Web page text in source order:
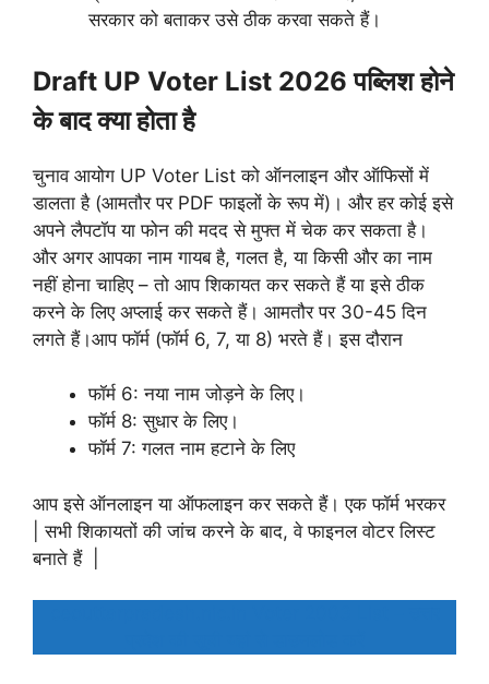
सरकार को बताकर उसे ठीक करवा सकते हैं।
Draft UP Voter List 2026 पब्लिश होने
के बाद क्या होता है
चुनाव आयोग UP Voter List को ऑनलाइन और ऑफिसों में
डालता है (आमतौर पर PDF फाइलों के रूप में)। और हर कोई इसे
अपने लैपटॉप या फोन की मदद से मुफ्त में चेक कर सकता है।
और अगर आपका नाम गायब है, गलत है, या किसी और का नाम
नहीं होना चाहिए – तो आप शिकायत कर सकते हैं या इसे ठीक
करने के लिए अप्लाई कर सकते हैं। आमतौर पर 30-45 दिन
लगते हैं।आप फॉर्म (फॉर्म 6, 7, या 8) भरते हैं। इस दौरान
फॉर्म 6: नया नाम जोड़ने के लिए।
फॉर्म 8: सुधार के लिए।
फॉर्म 7: गलत नाम हटाने के लिए
आप इसे ऑनलाइन या ऑफलाइन कर सकते हैं। एक फॉर्म भरकर
| सभी शिकायतों की जांच करने के बाद, वे फाइनल वोटर लिस्ट
बनाते हैं |